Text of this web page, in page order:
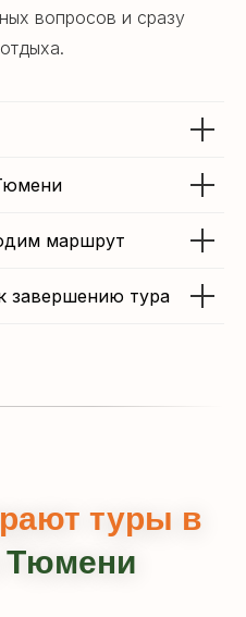
вопросов и сразу
маршрут
завершению тура
туры в
Тюмени